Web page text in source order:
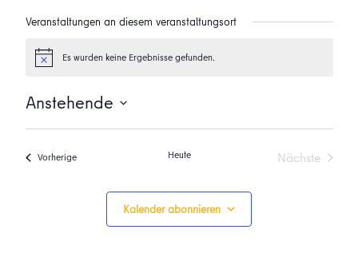
Veranstaltungen an diesem veranstaltungsort
HinweisEs wurden keine Ergebnisse gefunden.
Anstehende
Datum
VorherigeVeranstaltungen Heute
Nächste
Kalender abonnieren